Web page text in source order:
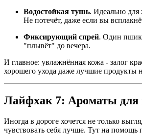
Водостойкая тушь. Идеально
Не потечёт, даже если вы
Фиксирующий спрей. Один
"плывёт" до вечера.
И главное: увлажнённая кожа - залог
хорошего ухода даже лучшие продукты
Лайфхак 7: Ароматы для
Иногда в дороге хочется не только
чувствовать себя лучше. Тут на помощь